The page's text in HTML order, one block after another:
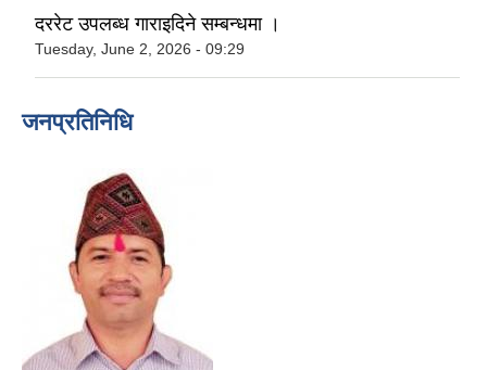
दररेट उपलब्ध गाराइदिने सम्बन्धमा ।
Tuesday, June 2, 2026 - 09:29
जनप्रतिनिधि